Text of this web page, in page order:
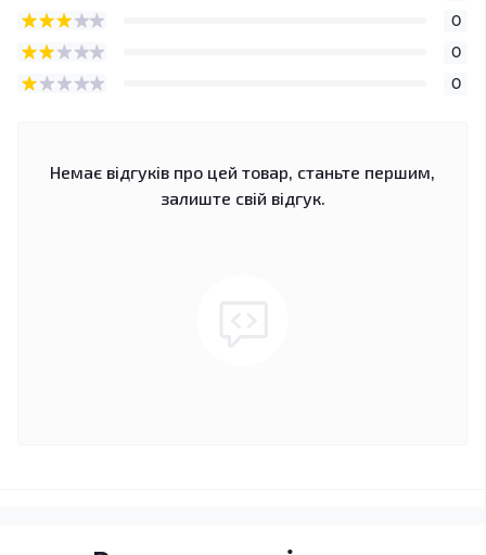
0
0
0
Немає відгуків про цей товар, станьте першим,
залиште свій відгук.